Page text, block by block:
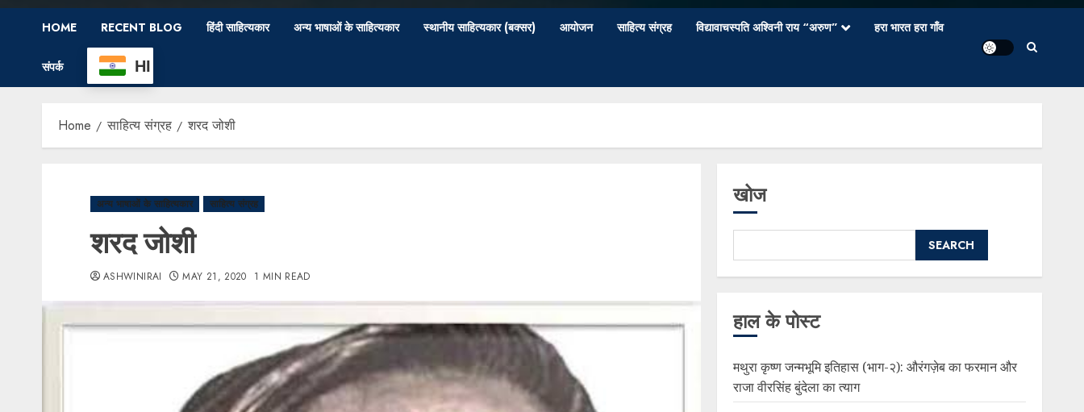
HOME RECENT BLOG हिंदी साहित्यकार अन्य भाषाओं के साहित्यकार स्थानीय साहित्यकार (बक्सर) आयोजन साहित्य संग्रह विद्यावाचस्पति अश्विनी राय “अरुण” हरा भारत हरा गाँव
संपर्क HI
Home साहित्य संग्रह शरद जोशी
अन्य भाषाओं के साहित्यकार साहित्य संग्रह
शरद जोशी
ASHWINIRAI MAY 21, 2020 1 MIN READ
खोज
SEARCH
हाल के पोस्ट
मथुरा कृष्ण जन्मभूमि इतिहास (भाग-२): औरंगज़ेब का फरमान और
राजा वीरसिंह बुंदेला का त्याग